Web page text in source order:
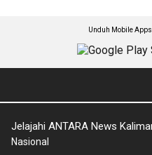
Unduh Mobile
Jelajahi ANTARA News
Nasional